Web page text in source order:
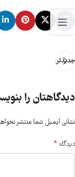
جدیدتر
دیدگاهتان را
نشانی ایمیل شما منتشر
دیدگاه *